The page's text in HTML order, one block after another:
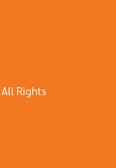
All Rights